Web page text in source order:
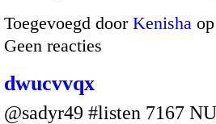
Toegevoegd door Kenisha
Geen reacties
dwucvvqx
@sadyr49 #listen 7167